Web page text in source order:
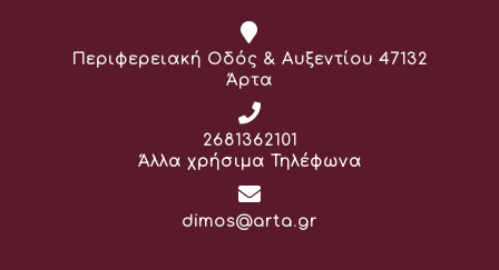
Διεύθυνση:
Περιφερειακή Οδός & Αυξεντίου 47132
Άρτα
Τηλέφωνο:
2681362101
Άλλα χρήσιμα Τηλέφωνα
Email:
dimos@arta.gr